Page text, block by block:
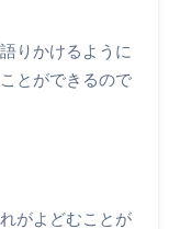
りかけるように
とができるので
がよどむことが